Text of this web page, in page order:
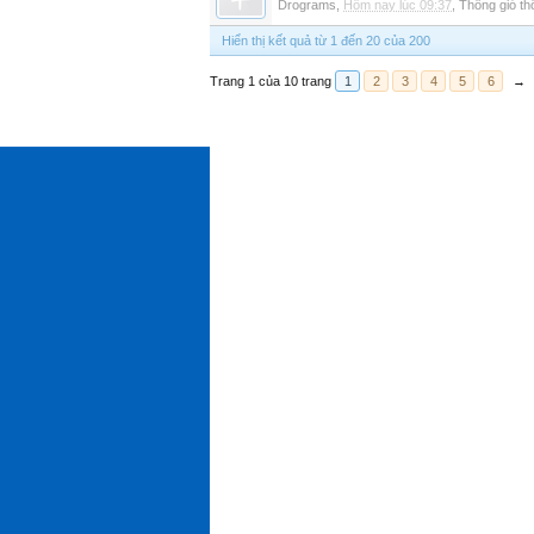
Drograms Hôm nay lúc 09:37 Thông gió
Hiển thị kết quả từ 1 đến 20 của 200
Trang 1 của 10 trang 1 2 3 4 5 6 →